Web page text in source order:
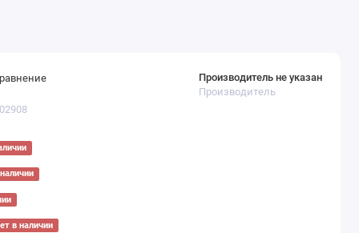
Производитель не указан
Производитель
в наличии